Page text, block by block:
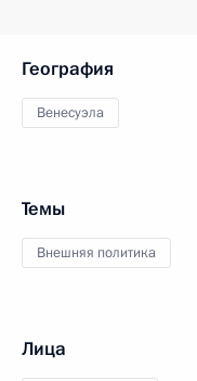
География
Венесуэла
Темы
Внешняя политика
Лица